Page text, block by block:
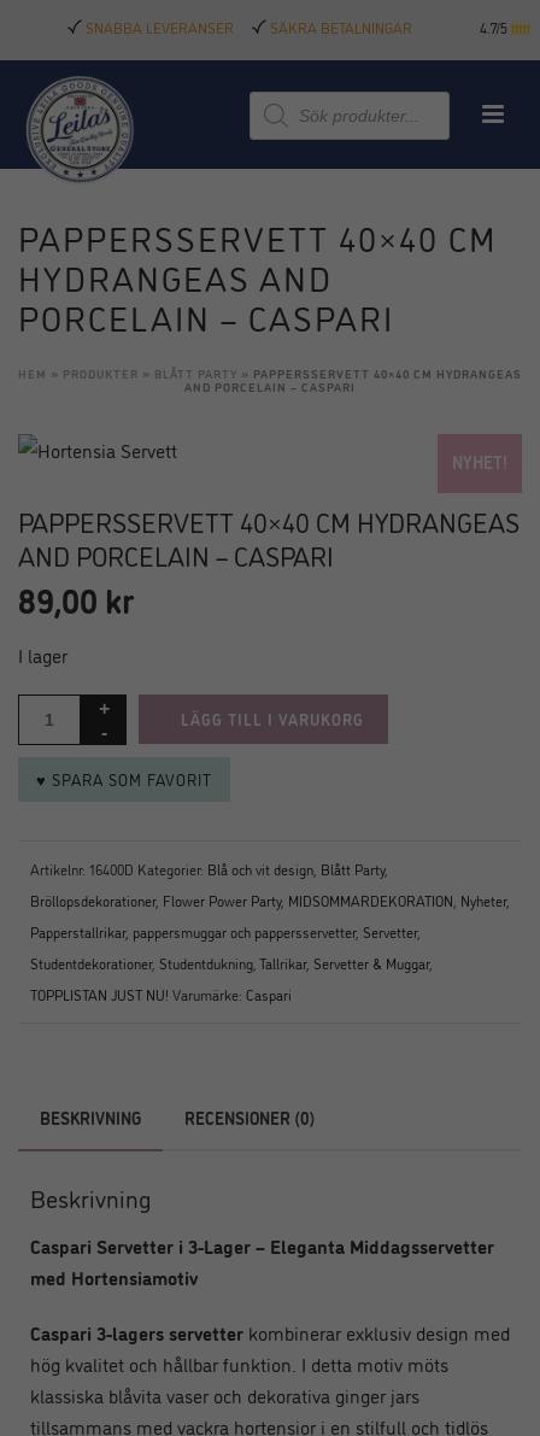
SNABBA LEVERANSER SÄKRA BETALNINGAR 4.7/5
Produktsökning
PAPPERSSERVETT 40×40 CM
HYDRANGEAS AND
PORCELAIN – CASPARI
HEM » PRODUKTER » BLÅTT PARTY » PAPPERSSERVETT 40×40 CM HYDRANGEAS
AND PORCELAIN – CASPARI
NYHET!
PAPPERSSERVETT 40×40 CM HYDRANGEAS
AND PORCELAIN – CASPARI
89,00 kr
I lager
LÄGG TILL I VARUKORG
♥ SPARA SOM FAVORIT
Artikelnr: 16400D Kategorier: Blå och vit design Blått Party,
Bröllopsdekorationer, Flower Power Party, MIDSOMMARDEKORATION Nyheter,
Papperstallrikar, pappersmuggar och pappersservetter, Servetter,
Studentdekorationer, Studentdukning Tallrikar, Servetter & Muggar,
TOPPLISTAN JUST NU! Varumärke: Caspari
BESKRIVNING RECENSIONER (0)
Beskrivning
Caspari Servetter i 3-Lager – Eleganta Middagsservetter
med Hortensiamotiv
Caspari 3-lagers servetter kombinerar exklusiv design med
hög kvalitet och hållbar funktion. I detta motiv möts
klassiska blåvita vaser och dekorativa ginger jars
tillsammans med vackra hortensior i en stilfull och tidlös